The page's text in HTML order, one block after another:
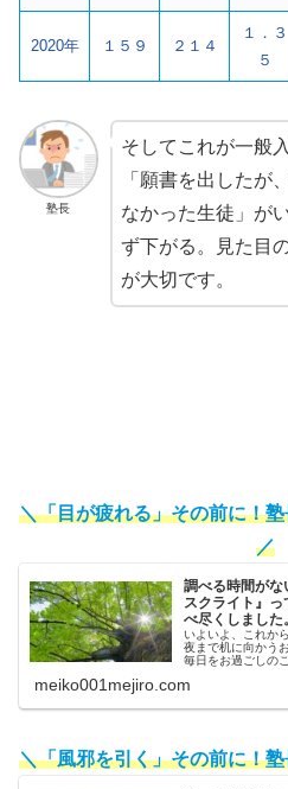
2020年 １５９ ２１４
１．３
５
塾長
そしてこれが一般
「願書を出したが
なかった生徒」が
ず下がる。見た目
が大切です。
＼「目が疲れる」その前に！
／
調べる時間が
スクライト』
べ尽くしました
いよいよ、これか
夜まで机に向かう
毎日をお過ごしの
「最近、子供が目
meiko001mejiro.com
＼「風邪を引く」その前に！